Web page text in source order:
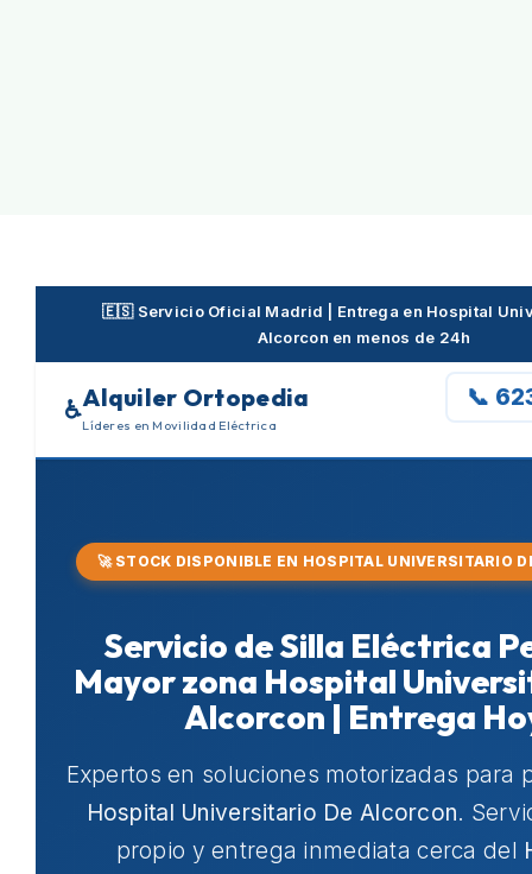
🇪🇸 Servicio Oficial Madrid | Entrega en Hospital
Alcorcon en menos de 24h
♿Alquiler Ortopedia
Líderes en Movilidad Eléctrica
📞
🚀 STOCK DISPONIBLE EN HOSPITAL UNIVERSITARIO
Servicio de Silla Eléctrica
Mayor zona Hospital
Alcorcon | Entrega
Expertos en soluciones motorizadas para
Hospital Universitario De Alcorcon.
propio y entrega inmediata cerca del